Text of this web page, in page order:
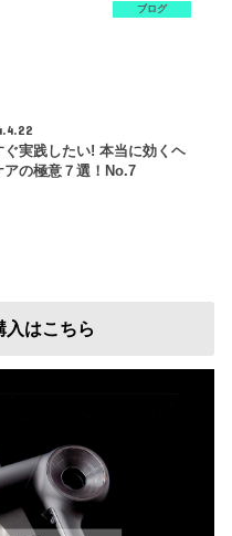
ブログ
ぐ実践したい! 本当に効くヘ
アの極意７選！no.7
はこちら